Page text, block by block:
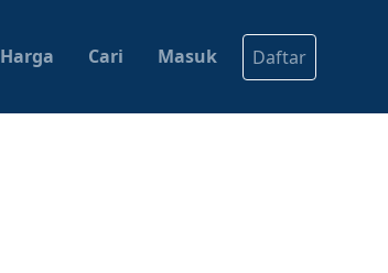
Harga Cari Masuk Daftar